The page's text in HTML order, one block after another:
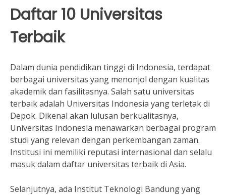
Daftar 10 Universitas
Terbaik
Dalam dunia pendidikan tinggi di Indonesia, terdapat
berbagai universitas yang menonjol dengan kualitas
akademik dan fasilitasnya. Salah satu universitas
terbaik adalah Universitas Indonesia yang terletak di
Depok. Dikenal akan lulusan berkualitasnya,
Universitas Indonesia menawarkan berbagai program
studi yang relevan dengan perkembangan zaman.
Institusi ini memiliki reputasi internasional dan selalu
masuk dalam daftar universitas terbaik di Asia.
Selanjutnya, ada Institut Teknologi Bandung yang